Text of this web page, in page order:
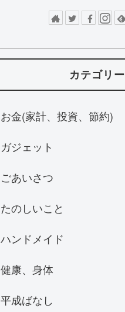
カテゴリー
お金(家計、投資、節約)
ガジェット
ごあいさつ
たのしいこと
ハンドメイド
健康、身体
平成ばなし